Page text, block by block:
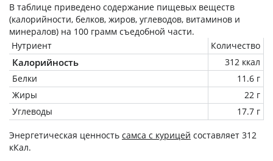
В таблице приведено содержание пищевых веществ
(калорийности, белков, жиров, углеводов, витаминов и
минералов) на 100 грамм съедобной части.
Нутриент
Количество
Калорийность
312 ккал
Белки
11.6 г
Жиры
22 г
Углеводы
17.7 г
Энергетическая ценность самса с курицей составляет 312
кКал.